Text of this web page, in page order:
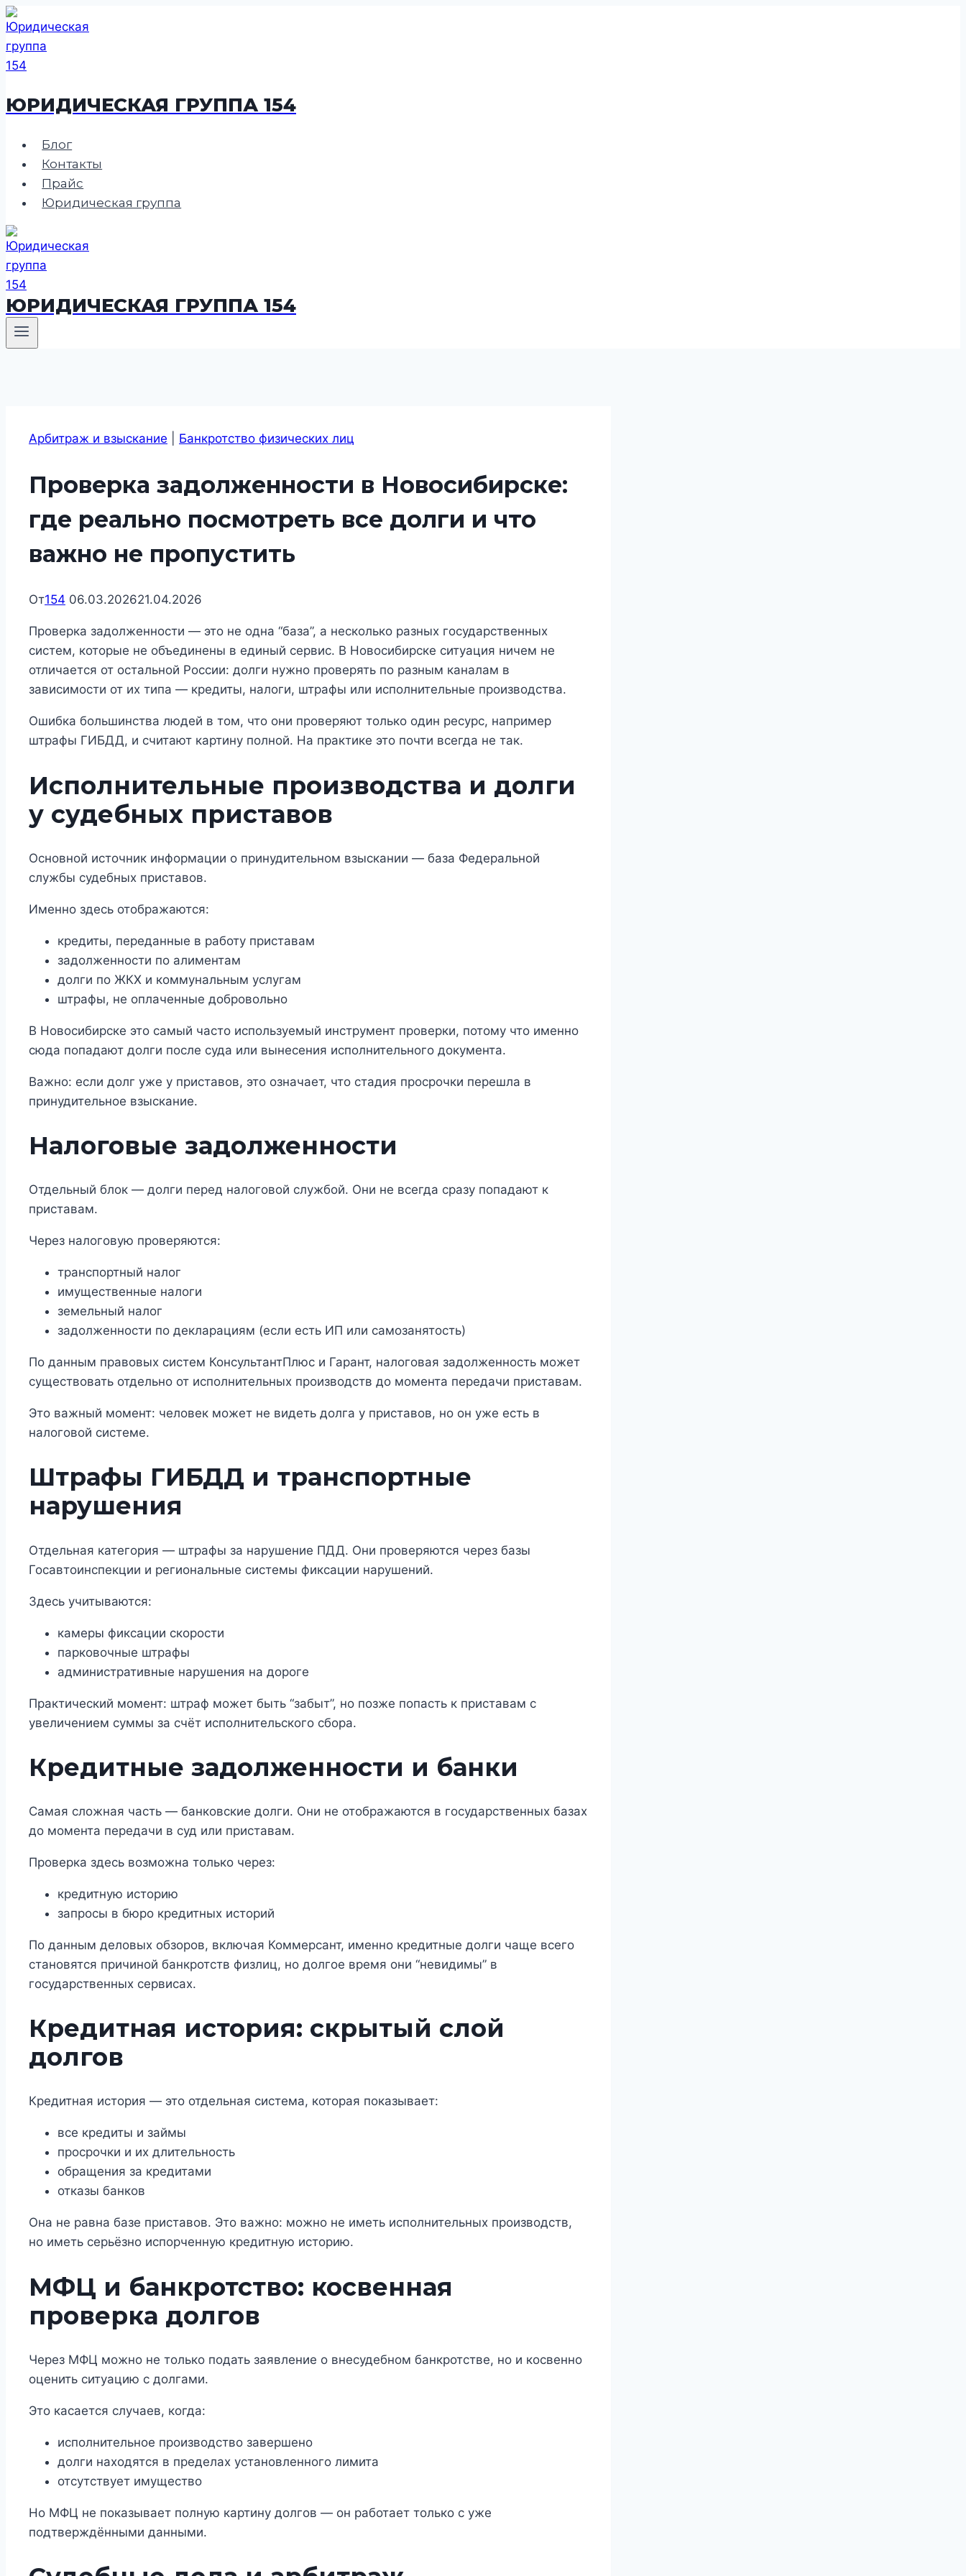
Перейти
к
содержимому
ЮРИДИЧЕСКАЯ ГРУППА 154
Блог
Контакты
Прайс
Юридическая группа
ЮРИДИЧЕСКАЯ ГРУППА 154
Арбитраж и взыскание Банкротство физических лиц
Проверка задолженности в Новосибирске:
где реально посмотреть все долги и что
важно не пропустить
От154 06.03.202621.04.2026
Проверка задолженности — это не одна “база”, а несколько разных государственных
систем, которые не объединены в единый сервис. В Новосибирске ситуация ничем не
отличается от остальной России: долги нужно проверять по разным каналам в
зависимости от их типа — кредиты, налоги, штрафы или исполнительные производства.
Ошибка большинства людей в том, что они проверяют только один ресурс, например
штрафы ГИБДД, и считают картину полной. На практике это почти всегда не так.
Исполнительные производства и долги
у судебных приставов
Основной источник информации о принудительном взыскании — база Федеральной
службы судебных приставов.
Именно здесь отображаются:
кредиты, переданные в работу приставам
задолженности по алиментам
долги по ЖКХ и коммунальным услугам
штрафы, не оплаченные добровольно
В Новосибирске это самый часто используемый инструмент проверки, потому что именно
сюда попадают долги после суда или вынесения исполнительного документа.
Важно: если долг уже у приставов, это означает, что стадия просрочки перешла в
принудительное взыскание.
Налоговые задолженности
Отдельный блок — долги перед налоговой службой. Они не всегда сразу попадают к
приставам.
Через налоговую проверяются:
транспортный налог
имущественные налоги
земельный налог
задолженности по декларациям (если есть ИП или самозанятость)
По данным правовых систем КонсультантПлюс и Гарант, налоговая задолженность может
существовать отдельно от исполнительных производств до момента передачи приставам.
Это важный момент: человек может не видеть долга у приставов, но он уже есть в
налоговой системе.
Штрафы ГИБДД и транспортные
нарушения
Отдельная категория — штрафы за нарушение ПДД. Они проверяются через базы
Госавтоинспекции и региональные системы фиксации нарушений.
Здесь учитываются:
камеры фиксации скорости
парковочные штрафы
административные нарушения на дороге
Практический момент: штраф может быть “забыт”, но позже попасть к приставам с
увеличением суммы за счёт исполнительского сбора.
Кредитные задолженности и банки
Самая сложная часть — банковские долги. Они не отображаются в государственных базах
до момента передачи в суд или приставам.
Проверка здесь возможна только через:
кредитную историю
запросы в бюро кредитных историй
По данным деловых обзоров, включая Коммерсант, именно кредитные долги чаще всего
становятся причиной банкротств физлиц, но долгое время они “невидимы” в
государственных сервисах.
Кредитная история: скрытый слой
долгов
Кредитная история — это отдельная система, которая показывает:
все кредиты и займы
просрочки и их длительность
обращения за кредитами
отказы банков
Она не равна базе приставов. Это важно: можно не иметь исполнительных производств,
но иметь серьёзно испорченную кредитную историю.
МФЦ и банкротство: косвенная
проверка долгов
Через МФЦ можно не только подать заявление о внесудебном банкротстве, но и косвенно
оценить ситуацию с долгами.
Это касается случаев, когда:
исполнительное производство завершено
долги находятся в пределах установленного лимита
отсутствует имущество
Но МФЦ не показывает полную картину долгов — он работает только с уже
подтверждёнными данными.